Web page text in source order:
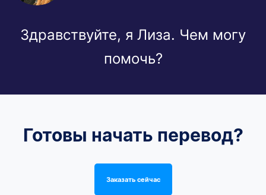
Здравствуйте, я Лиза. Чем могу
помочь?
Готовы начать перевод?
Заказать сейчас